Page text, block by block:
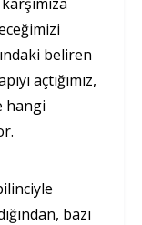
beliren
açtığımız,
hangi
bazı